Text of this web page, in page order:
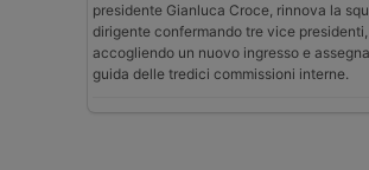
presidente Gianluca Croce, rinnova la
dirigente confermando tre vice presidenti,
accogliendo un nuovo ingresso e
guida delle tredici commissioni interne.